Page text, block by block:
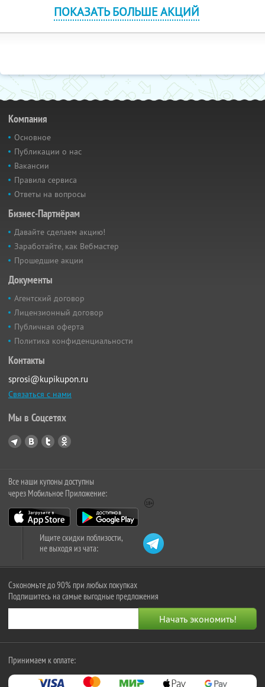
ПОКАЗАТЬ БОЛЬШЕ АКЦИЙ
Компания
Основное
Публикации о нас
Вакансии
Правила сервиса
Ответы на вопросы
Бизнес-Партнёрам
Давайте сделаем акцию!
Заработайте, как Вебмастер
Прошедшие акции
Документы
Агентский договор
Лицензионный договор
Публичная оферта
Политика конфиденциальности
Контакты
sprosi@kupikupon.ru
Связаться с нами
Мы в Соцсетях
Все наши купоны доступны
через Мобильное Приложение:
Ищите скидки поблизости,
не выходя из чата:
Сэкономьте до 90% при любых покупках
Подпишитесь на самые выгодные предложения
Принимаем к оплате: